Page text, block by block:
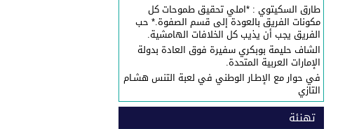
طارق السكيتوي : *املي تحقيق طموحات كل
مكونات الفريق بالعودة إلى قسم الصفوة.* حب
الفريق يجب أن يذيب كل الخلافات الهامشية.
الشاف حليمة بوبكري سفيرة فوق العادة بدولة
الإمارات العربية المتحدة.
في حوار مع الإطـار الوطني في لعبة التنس هشـام
التازي
تهنئة